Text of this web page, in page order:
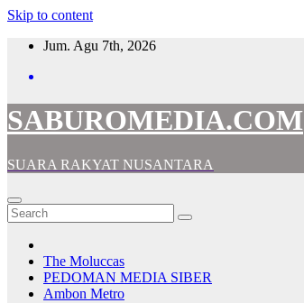
Skip to content
Jum. Agu 7th, 2026
SABUROMEDIA.COM
SUARA RAKYAT NUSANTARA
The Moluccas
PEDOMAN MEDIA SIBER
Ambon Metro